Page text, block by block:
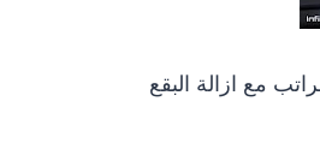
مع ازالة البقع